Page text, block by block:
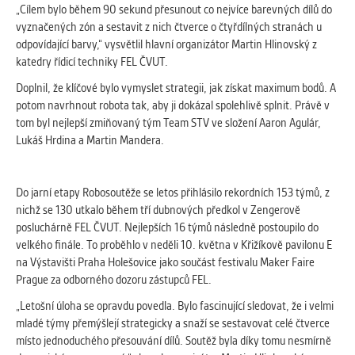
ANALYTICKÉ
Slouží pro získávání anonymizovaných
statistických údajů, které nám pomáhají
vylepšovat naše aplikace. Zpravidla jde o
cookies systémů třetích stran, které k
těmto účelům využíváme.
MARKETINGOVÉ
Využívané za účelem zobrazení
správných nabídek a cílení obsahu podle
Vašich preferencí. Zpravidla jde o
cookies systémů třetích stran, které nám
s analýzou uživatelského chování
pomáhají.
OSTATNÍ
„Cílem bylo během 90 sekund přesunout co nejvíce barevných dílů do
vyznačených zón a sestavit z nich čtverce o čtyřdílných stranách u
odpovídající barvy,“ vysvětlil hlavní organizátor Martin Hlinovský z
katedry řídicí techniky FEL ČVUT.
Doplnil, že klíčové bylo vymyslet strategii, jak získat maximum bodů. A
potom navrhnout robota tak, aby ji dokázal spolehlivě splnit. Právě v
tom byl nejlepší zmiňovaný tým Team STV ve složení Aaron Agulár,
Lukáš Hrdina a Martin Mandera.
Do jarní etapy Robosoutěže se letos přihlásilo rekordních 153 týmů, z
nichž se 130 utkalo během tří dubnových předkol v Zengerově
posluchárně FEL ČVUT. Nejlepších 16 týmů následně postoupilo do
velkého finále. To proběhlo v neděli 10. května v Křižíkově pavilonu E
na Výstavišti Praha Holešovice jako součást festivalu Maker Faire
Prague za odborného dozoru zástupců FEL.
„Letošní úloha se opravdu povedla. Bylo fascinující sledovat, že i velmi
mladé týmy přemýšlejí strategicky a snaží se sestavovat celé čtverce
místo jednoduchého přesouvání dílů. Soutěž byla díky tomu nesmírně